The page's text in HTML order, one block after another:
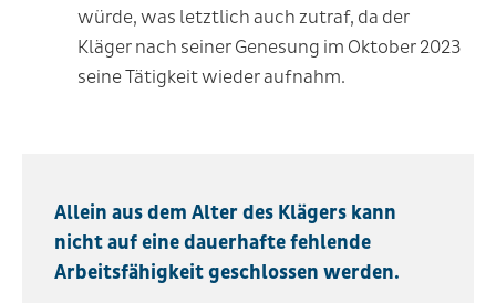
würde, was letztlich auch zutraf, da der
Kläger nach seiner Genesung im Oktober 2023
seine Tätigkeit wieder aufnahm.
Allein aus dem Alter des Klägers kann
nicht auf eine dauerhafte fehlende
Arbeitsfähigkeit geschlossen werden.